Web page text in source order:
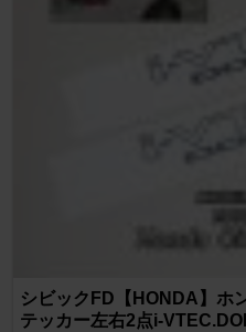
シビックFD【HONDA】ホ
テッカー左右2点i-